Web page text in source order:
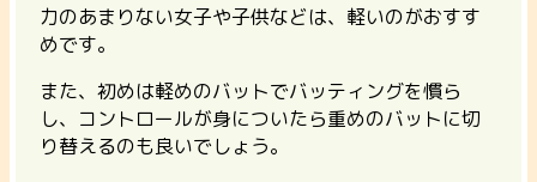
力のあまりない女子や子供などは、軽いのがおすす
めです。
また、初めは軽めのバットでバッティングを慣ら
し、コントロールが身についたら重めのバットに切
り替えるのも良いでしょう。